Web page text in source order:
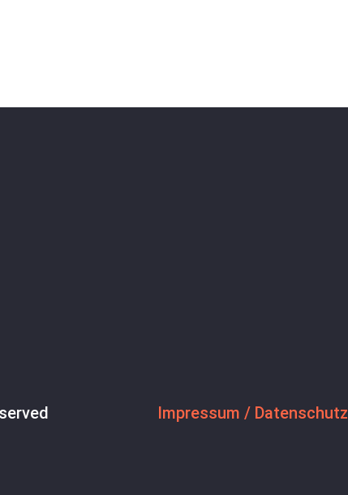
Impressum / Datenschutz